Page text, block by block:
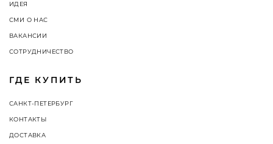
ИДЕЯ
СМИ О НАС
ВАКАНСИИ
СОТРУДНИЧЕСТВО
ГДЕ КУПИТЬ
САНКТ-ПЕТЕРБУРГ
КОНТАКТЫ
ДОСТАВКА